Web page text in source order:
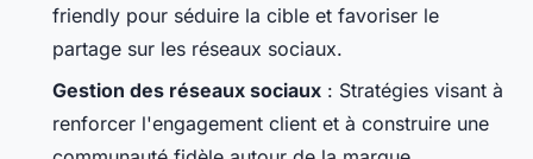
friendly pour séduire la cible et favoriser le
partage sur les réseaux sociaux.
Gestion des réseaux sociaux : Stratégies visant à
renforcer l'engagement client et à construire une